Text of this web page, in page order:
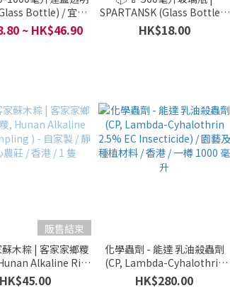
Bottle) / 宜家
傢俬 / 每個
~ HK$46.90
SPARTANSK (Glass Bottle) /
宜家傢俬 / 每個
HK$18.00
販售結束
木粽 | 客家家鄉糭
Alkaline Rice
) - 自家製 / 靜靜開
莊 / 香港 / 1 隻
HK$45.00
化學蟲劑 - 能達 乳油殺蟲劑
(CP, Lambda-Cyhalothrin
2.5% EC Insecticide) / 園藝及
種植材料 / 香港 / 一樽 1000 毫
HK$280.00